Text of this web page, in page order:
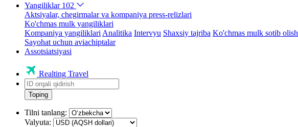
Yangiliklar 102
Aktsiyalar, chegirmalar va kompaniya press-relizlari
Ko'chmas mulk yangiliklari
Kompaniya yangiliklari Analitika Intervyu Shaxsiy tajriba Ko'chmas mulk sotib olish
Sayohat uchun aviachiptalar
Assotsiatsiyasi
Realting Travel
Toping
Tilni tanlang:
Valyuta: